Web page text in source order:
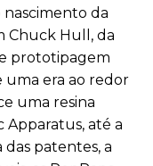
da
Chuck Hull, da
prototipagem
uma era ao redor
uma resina
Apparatus, até a
patentes, a